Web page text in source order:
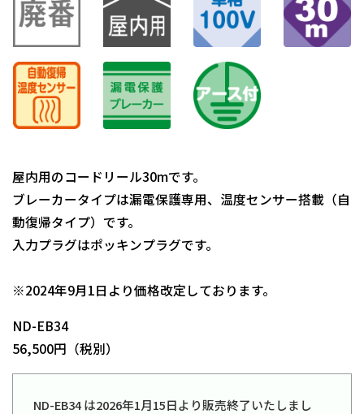
屋内用のコードリール30mです。
ブレーカータイプは漏電保護専用、温度センサー搭載（自
動復帰タイプ）です。
入力プラグはポッキンプラグです。
※2024年9月1日より価格改定しております。
ND-EB34
56,500円（税別）
ND-EB34 は2026年1月15日より販売終了いたしまし